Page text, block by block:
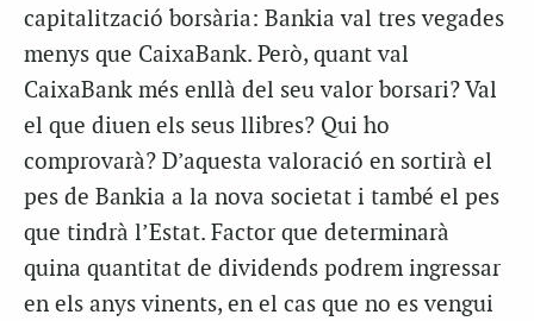
capitalització borsària: Bankia val tres vegades
menys que CaixaBank. Però, quant val
CaixaBank més enllà del seu valor borsari? Val
el que diuen els seus llibres? Qui ho
comprovarà? D’aquesta valoració en sortirà el
pes de Bankia a la nova societat i també el pes
que tindrà l’Estat. Factor que determinarà
quina quantitat de dividends podrem ingressar
en els anys vinents, en el cas que no es vengui